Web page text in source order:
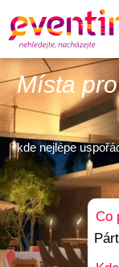
Místa
kde nejlépe
Co